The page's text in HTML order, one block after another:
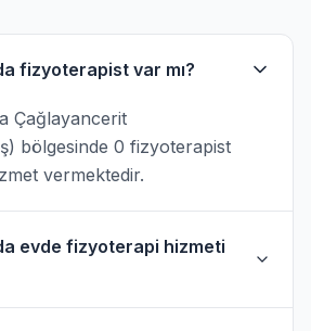
fizyoterapist var mı?
Çağlayancerit
bölgesinde 0 fizyoterapist
vermektedir.
evde fizyoterapi hizmeti